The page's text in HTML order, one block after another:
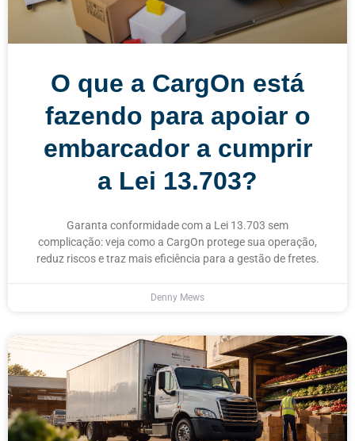
O que a CargOn está
fazendo para apoiar o
embarcador a cumprir
a Lei 13.703?
Garanta conformidade com a Lei 13.703 sem
complicação: veja como a CargOn protege sua operação,
reduz riscos e traz mais eficiência para a gestão de fretes.
Denny Mews